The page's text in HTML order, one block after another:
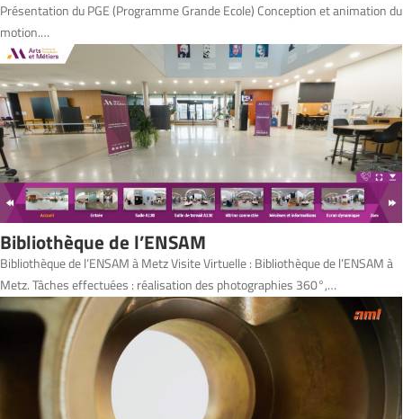
Présentation du PGE (Programme Grande Ecole) Conception et animation du
motion.…
Bibliothèque de l’ENSAM
Bibliothèque de l’ENSAM à Metz Visite Virtuelle : Bibliothèque de l’ENSAM à
Metz. Tâches effectuées : réalisation des photographies 360°,…